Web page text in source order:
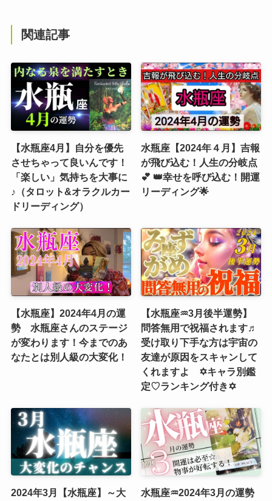
関連記事
【水瓶座4月】自分を優先
させちゃって良いんです！
「楽しい」気持ちを大事に
♪（タロット&オラクルカー
ドリーディング）
水瓶座【2024年４月】吉報
が飛び込む！人生の分岐点
💕 👑幸せを呼び込む！開運
リーディング🌟
【水瓶座】2024年4月の運
勢 水瓶座さんのステージ
が変わります！今までのあ
なたとは別人級の大変化！
【水瓶座♒3月後半運勢】
問答無用で祝福されます♬
受け取り下手な方は宇宙の
友達が原因をスキャンして
くれますよ ✡️キャラ別鑑
定♡ランキング付き✡️
2024年3月【水瓶座】～大
水瓶座♒️2024年3月の運勢